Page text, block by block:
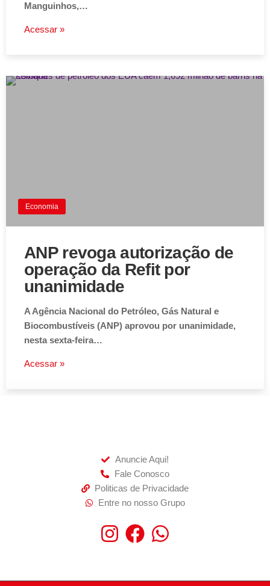
Manguinhos,…
Acessar »
Economia
ANP revoga autorização de
operação da Refit por
unanimidade
A Agência Nacional do Petróleo, Gás Natural e
Biocombustíveis (ANP) aprovou por unanimidade,
nesta sexta-feira…
Acessar »
Anuncie Aqui!
Fale Conosco
Politicas de Privacidade
Entre no nosso Grupo